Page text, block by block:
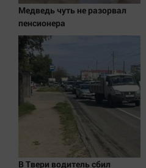
Персона
Последняя инстанция
Светская жизнь
Тенденции
Точка на карте
Медведь чуть не разорвал
пенсионера
В Твери водитель сбил